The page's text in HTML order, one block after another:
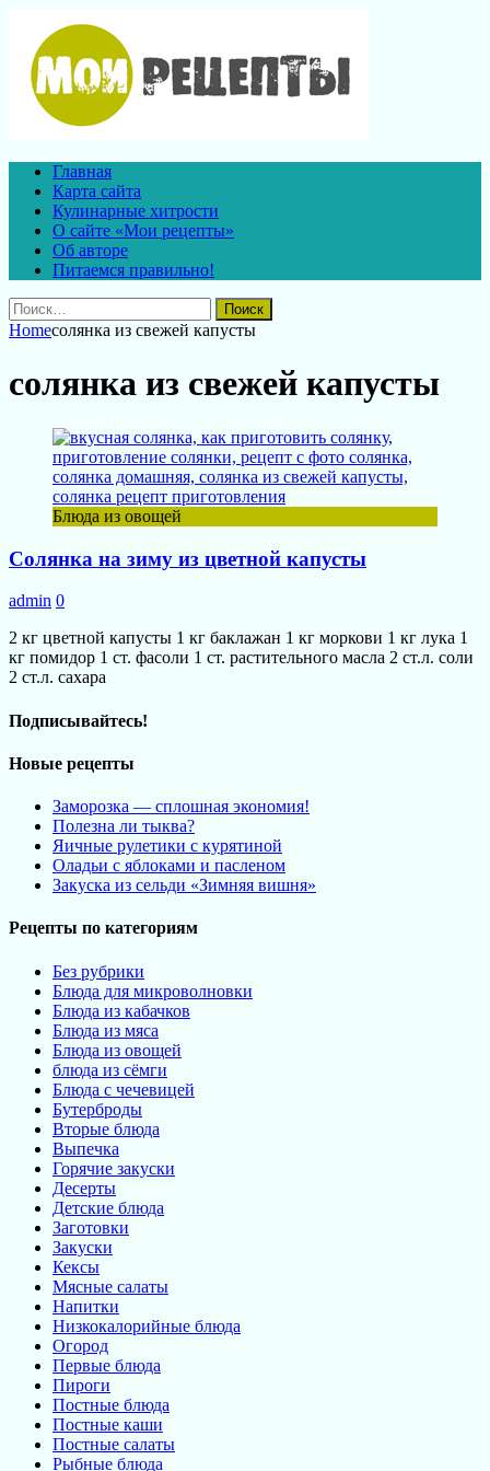
Главная
Карта сайта
Кулинарные хитрости
О сайте «Мои рецепты»
Об авторе
Питаемся правильно!
Найти:
Homeсолянка из свежей капусты
солянка из свежей капусты
Блюда из овощей
Солянка на зиму из цветной капусты
admin 0
2 кг цветной капусты 1 кг баклажан 1 кг моркови 1 кг лука 1
кг помидор 1 ст. фасоли 1 ст. растительного масла 2 ст.л. соли
2 ст.л. сахара
Подписывайтесь!
Новые рецепты
Заморозка — сплошная экономия!
Полезна ли тыква?
Яичные рулетики с курятиной
Оладьи с яблоками и пасленом
Закуска из сельди «Зимняя вишня»
Рецепты по категориям
Без рубрики
Блюда для микроволновки
Блюда из кабачков
Блюда из мяса
Блюда из овощей
блюда из сёмги
Блюда с чечевицей
Бутерброды
Вторые блюда
Выпечка
Горячие закуски
Десерты
Детские блюда
Заготовки
Закуски
Кексы
Мясные салаты
Напитки
Низкокалорийные блюда
Огород
Первые блюда
Пироги
Постные блюда
Постные каши
Постные салаты
Рыбные блюда